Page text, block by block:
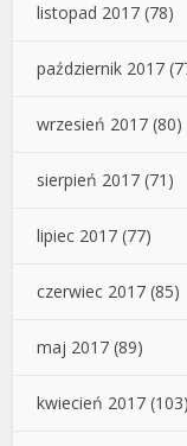
listopad 2017 (78)
październik 2017
wrzesień 2017 (80)
sierpień 2017 (71)
lipiec 2017 (77)
czerwiec 2017 (85)
maj 2017 (89)
kwiecień 2017 (103)